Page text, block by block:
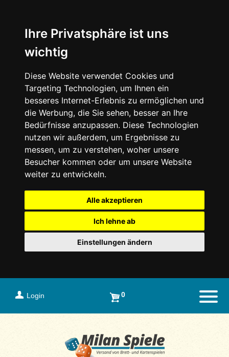
Ihre Privatsphäre ist uns
wichtig
Diese Website verwendet Cookies und
Targeting Technologien, um Ihnen ein
besseres Internet-Erlebnis zu ermöglichen und
die Werbung, die Sie sehen, besser an Ihre
Bedürfnisse anzupassen. Diese Technologien
nutzen wir außerdem, um Ergebnisse zu
messen, um zu verstehen, woher unsere
Besucher kommen oder um unsere Website
weiter zu entwickeln.
Alle akzeptieren
Ich lehne ab
Einstellungen ändern
Login 0